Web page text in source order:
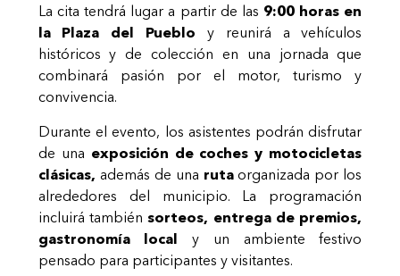
La cita tendrá lugar a partir de las 9:00 horas en
la Plaza del Pueblo y reunirá a vehículos
históricos y de colección en una jornada que
combinará pasión por el motor, turismo y
convivencia.
Durante el evento, los asistentes podrán disfrutar
de una exposición de coches y motocicletas
clásicas, además de una rutaorganizada por los
alrededores del municipio. La programación
incluirá tambiénsorteos, entrega de premios,
gastronomía local y un ambiente festivo
pensado para participantes y visitantes.